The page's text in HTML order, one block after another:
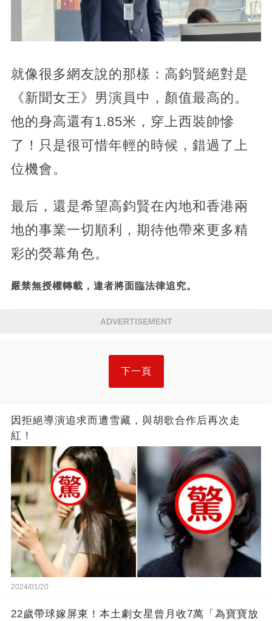
就像很多網友說的那樣：高鈞賢絕對是
《新聞女王》男演員中，顏值最高的。
他的身高還有1.85米，穿上西裝帥慘
了！只是很可惜年輕的時候，錯過了上
位機會。
最后，還是希望高鈞賢在內地和香港兩
地的事業一切順利，期待他帶來更多精
彩的熒幕角色。
嚴禁無授權轉載，違者將面臨法律追究。
ADVERTISEMENT
下一頁
因拒絕導演追求而遭雪藏，與胡歌合作后再次走
紅！
2024/01/20
22歲帶球嫁屏東！本土劇女星曾月收7萬「為寶寶放